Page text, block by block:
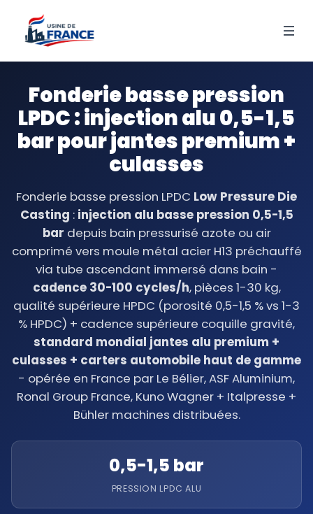
Fonderie basse pression
LPDC : injection alu 0,5-1,5
bar pour jantes premium +
culasses
Fonderie basse pression LPDC Low Pressure Die
Casting : injection alu basse pression 0,5-1,5
bar depuis bain pressurisé azote ou air
comprimé vers moule métal acier H13 préchauffé
via tube ascendant immersé dans bain -
cadence 30-100 cycles/h, pièces 1-30 kg,
qualité supérieure HPDC (porosité 0,5-1,5 % vs 1-3
% HPDC) + cadence supérieure coquille gravité,
standard mondial jantes alu premium +
culasses + carters automobile haut de gamme
- opérée en France par Le Bélier, ASF Aluminium,
Ronal Group France, Kuno Wagner + Italpresse +
Bühler machines distribuées.
0,5-1,5 bar
PRESSION LPDC ALU